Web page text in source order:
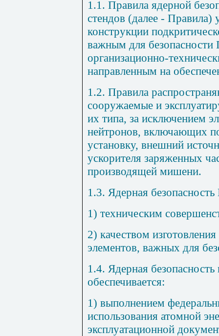
1 .1. Правила ядерной
стендов (далее - Правила)
конструкции
важным для
организационно-
направленным на
1.2. Правила
сооружаемые и
их типа, за исключением
нейтронов, включающих
установку, внешний
ускорителя заряженных
производящей мишени.
1.3. Ядерная
1) техническим
2) качеством
элементов, важных для
1.4. Ядерная
обеспечивается:
1) выполнением
использования атомной
эксплуатационной